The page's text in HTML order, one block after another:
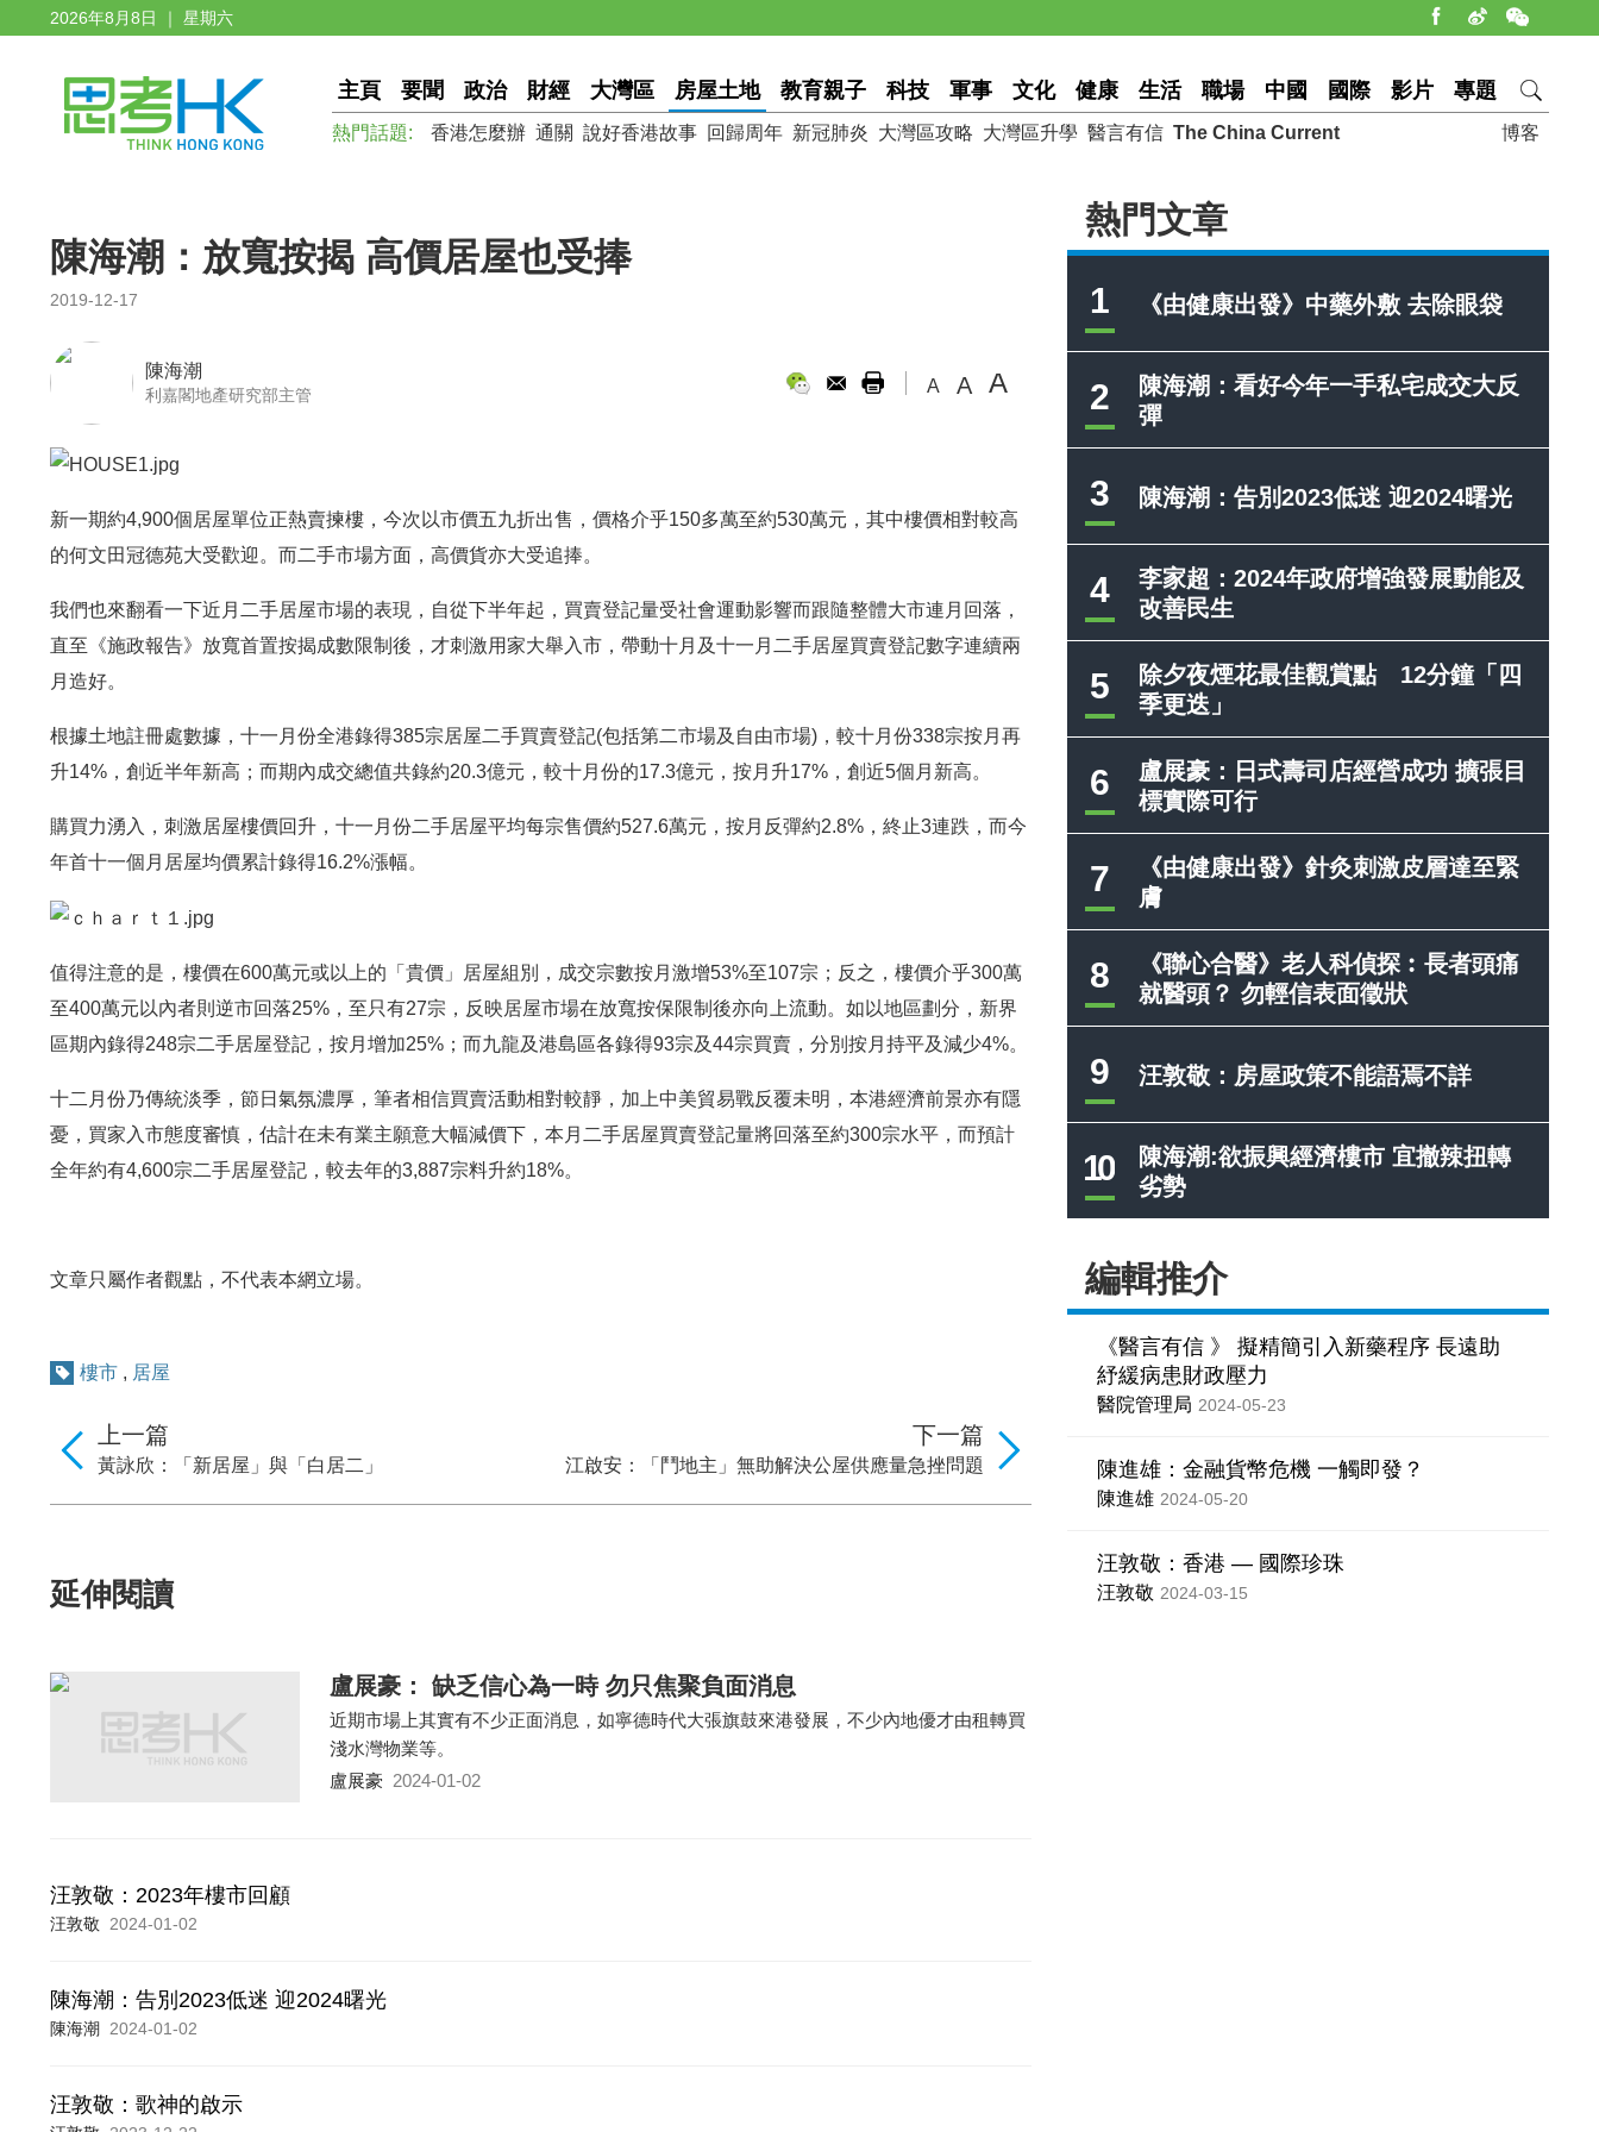
2026年8月8日 ｜ 星期六
主頁 要聞 政治 財經 大灣區 房屋土地 教育親子 科技 軍事 文化 健康 生活 職場 中國 國際 影片 專題
博客
熱門話題: 香港怎麼辦 通關 說好香港故事 回歸周年 新冠肺炎 大灣區攻略 大灣區升學 醫言有信 The China Current
熱門文章
1 《由健康出發》中藥外敷 去除眼袋
2
陳海潮：看好今年一手私宅成交大反
彈
3 陳海潮：告別2023低迷 迎2024曙光
4
李家超：2024年政府增強發展動能及
改善民生
5
除夕夜煙花最佳觀賞點 12分鐘「四
季更迭」
6
盧展豪：日式壽司店經營成功 擴張目
標實際可行
7
《由健康出發》針灸刺激皮層達至緊
膚
8
《聯心合醫》老人科偵探︰長者頭痛
就醫頭？ 勿輕信表面徵狀
9 汪敦敬：房屋政策不能語焉不詳
10
陳海潮:欲振興經濟樓市 宜撤辣扭轉
劣勢
編輯推介
《醫言有信 》 擬精簡引入新藥程序 長遠助
紓緩病患財政壓力
醫院管理局 2024-05-23
陳進雄：金融貨幣危機 一觸即發？
陳進雄 2024-05-20
汪敦敬：香港 — 國際珍珠
汪敦敬 2024-03-15
陳海潮：放寬按揭 高價居屋也受捧
2019-12-17
陳海潮
利嘉閣地產研究部主管 A A A
新一期約4,900個居屋單位正熱賣揀樓，今次以市價五九折出售，價格介乎150多萬至約530萬元，其中樓價相對較高
的何文田冠德苑大受歡迎。而二手市場方面，高價貨亦大受追捧。
我們也來翻看一下近月二手居屋市場的表現，自從下半年起，買賣登記量受社會運動影響而跟隨整體大市連月回落，
直至《施政報告》放寬首置按揭成數限制後，才刺激用家大舉入市，帶動十月及十一月二手居屋買賣登記數字連續兩
月造好。
根據土地註冊處數據，十一月份全港錄得385宗居屋二手買賣登記(包括第二市場及自由市場)，較十月份338宗按月再
升14%，創近半年新高；而期內成交總值共錄約20.3億元，較十月份的17.3億元，按月升17%，創近5個月新高。
購買力湧入，刺激居屋樓價回升，十一月份二手居屋平均每宗售價約527.6萬元，按月反彈約2.8%，終止3連跌，而今
年首十一個月居屋均價累計錄得16.2%漲幅。
值得注意的是，樓價在600萬元或以上的「貴價」居屋組別，成交宗數按月激增53%至107宗；反之，樓價介乎300萬
至400萬元以內者則逆市回落25%，至只有27宗，反映居屋市場在放寬按保限制後亦向上流動。如以地區劃分，新界
區期內錄得248宗二手居屋登記，按月增加25%；而九龍及港島區各錄得93宗及44宗買賣，分別按月持平及減少4%。
十二月份乃傳統淡季，節日氣氛濃厚，筆者相信買賣活動相對較靜，加上中美貿易戰反覆未明，本港經濟前景亦有隱
憂，買家入市態度審慎，估計在未有業主願意大幅減價下，本月二手居屋買賣登記量將回落至約300宗水平，而預計
全年約有4,600宗二手居屋登記，較去年的3,887宗料升約18%。
文章只屬作者觀點，不代表本網立場。
樓市 , 居屋
下一篇
江啟安：「鬥地主」無助解決公屋供應量急挫問題
上一篇
黃詠欣：「新居屋」與「白居二」
延伸閱讀
盧展豪： 缺乏信心為一時 勿只焦聚負面消息
近期市場上其實有不少正面消息，如寧德時代大張旗鼓來港發展，不少內地優才由租轉買
淺水灣物業等。
盧展豪 2024-01-02
汪敦敬：2023年樓市回顧
汪敦敬 2024-01-02
陳海潮：告別2023低迷 迎2024曙光
陳海潮 2024-01-02
汪敦敬：歌神的啟示